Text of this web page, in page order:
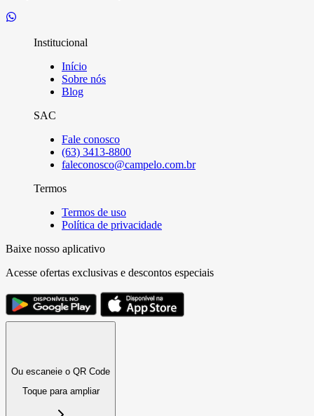
Institucional
Início
Sobre nós
Blog
SAC
Fale conosco
(63) 3413-8800
faleconosco@campelo.com.br
Termos
Termos de uso
Política de privacidade
Baixe nosso aplicativo
Acesse ofertas exclusivas e descontos especiais
Ou escaneie o QR Code
Toque para ampliar